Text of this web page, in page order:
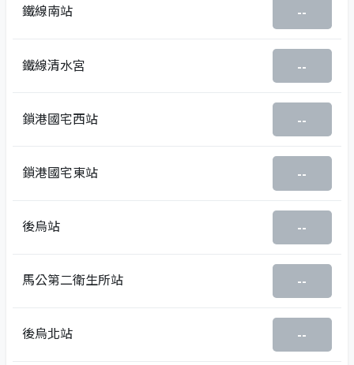
鐵線南站 --
鐵線清水宮 --
鎖港國宅西站 --
鎖港國宅東站 --
後烏站 --
馬公第二衛生所站 --
後烏北站 --